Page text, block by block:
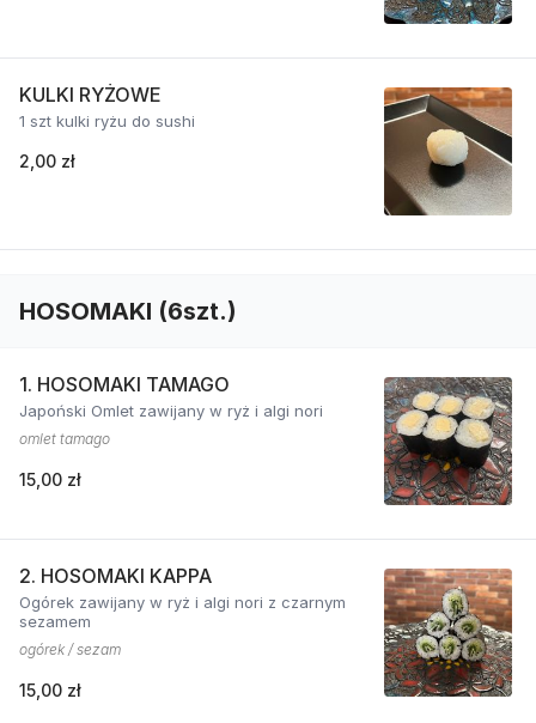
KULKI RYŻOWE
1 szt kulki ryżu do sushi
2,00 zł
HOSOMAKI (6szt.)
1. HOSOMAKI TAMAGO
Japoński Omlet zawijany w ryż i algi nori
omlet tamago
15,00 zł
2. HOSOMAKI KAPPA
Ogórek zawijany w ryż i algi nori z czarnym
sezamem
ogórek / sezam
15,00 zł